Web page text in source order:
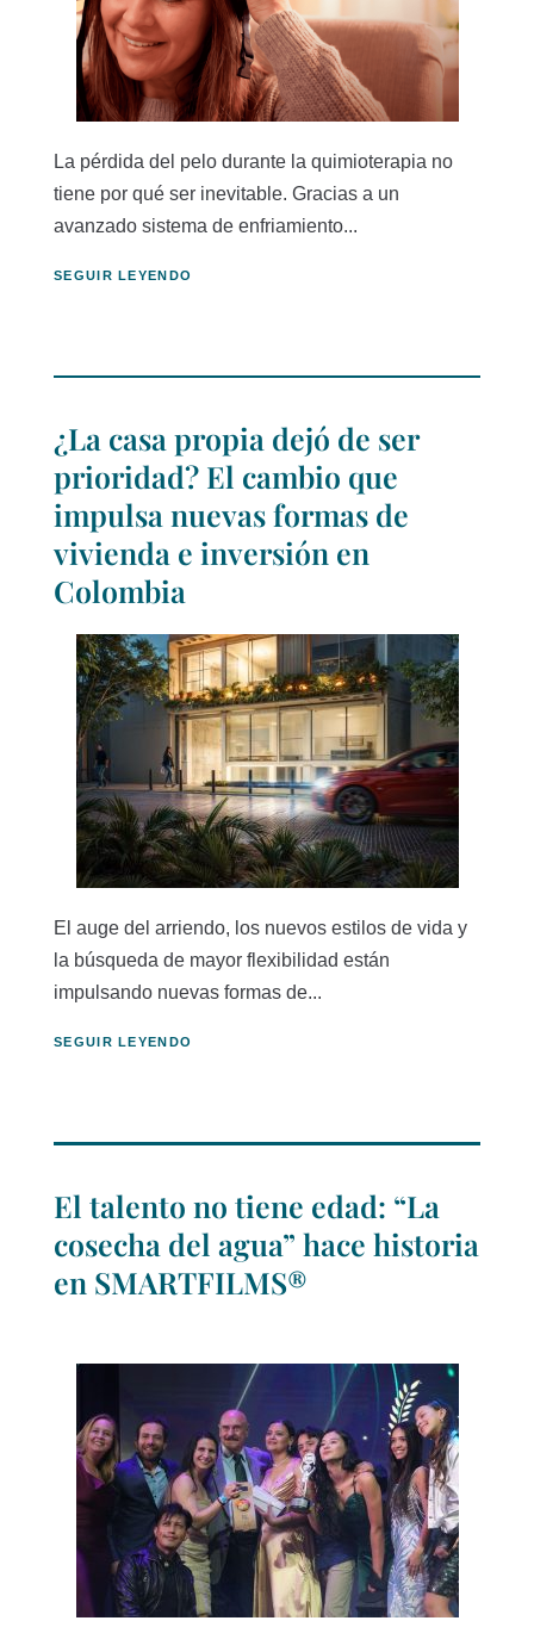
La pérdida del pelo durante la quimioterapia no
tiene por qué ser inevitable. Gracias a un
avanzado sistema de enfriamiento...
SEGUIR LEYENDO
¿La casa propia dejó de ser
prioridad? El cambio que
impulsa nuevas formas de
vivienda e inversión en
Colombia
El auge del arriendo, los nuevos estilos de vida y
la búsqueda de mayor flexibilidad están
impulsando nuevas formas de...
SEGUIR LEYENDO
El talento no tiene edad: “La
cosecha del agua” hace historia
en SMARTFILMS®